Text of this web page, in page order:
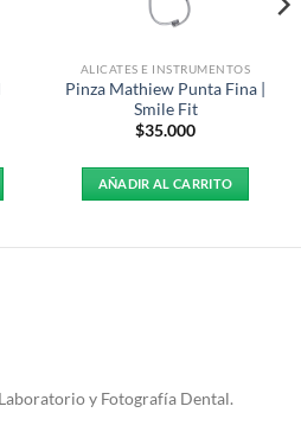
ALICATES E INSTRUMENTOS
Pinza Mathiew Punta Fina |
Smile Fit
$35.000
AÑADIR AL CARRITO
y Fotografía Dental.